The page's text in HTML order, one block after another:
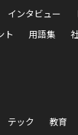
インタビュー
ト 用語集
テック 教育